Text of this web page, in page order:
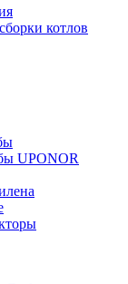
котлов
UPONOR